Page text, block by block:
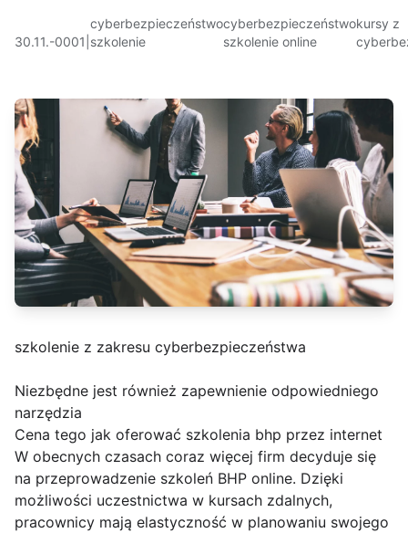
30.11.-0001
cyberbezpieczeństwo
szkolenie
cyberbezpieczeństwo
szkolenie online
kursy z
szkolenie z zakresu cyberbezpieczeństwa
Niezbędne jest również zapewnienie odpowiedniego
narzędzia
Cena tego jak oferować szkolenia bhp przez internet
W obecnych czasach coraz więcej firm decyduje się
na przeprowadzenie szkoleń BHP online. Dzięki
możliwości uczestnictwa w kursach zdalnych,
pracownicy mają elastyczność w planowaniu swojego